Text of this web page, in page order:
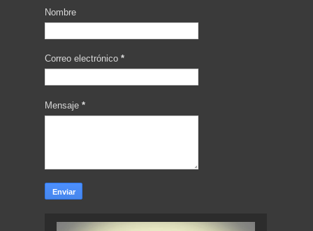
Nombre
Correo electrónico *
Mensaje *